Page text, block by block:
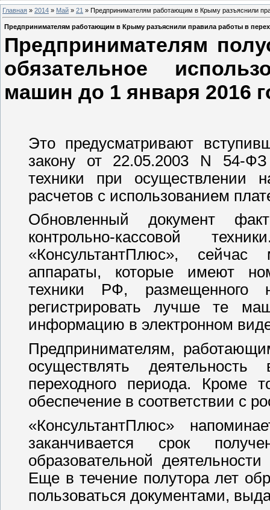
Главная » 2014 » Май » 21 » Предпринимателям работающим в Крыму разъяснили
Предпринимателям работающим в Крыму разъяснили правила работы в
Предпринимателям
обязательное
машин до 1 января 2016
Это предусматривают
закону от 22.05.2003 N 54-
техники при осуществлении
расчетов с использованием
Обновленный документ
контрольно-кассовой
«КонсультантПлюс»,
аппараты, которые имеют
техники РФ,
регистрировать лучше те
информацию в электронном
Предпринимателям,
осуществлять
переходного периода. Кроме
обеспечение в соответствии с
«КонсультантПлюс»
заканчивается срок
образовательной
Еще в течение полутора лет
пользоваться документами,